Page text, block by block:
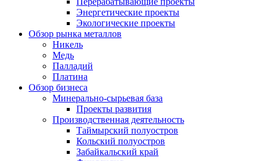
Энергетические проекты
Экологические проекты
Обзор рынка металлов
Никель
Медь
Палладий
Платина
Обзор бизнеса
Минерально-сырьевая база
Проекты развития
Производственная деятельность
Таймырский полуостров
Кольский полуостров
Забайкальский край